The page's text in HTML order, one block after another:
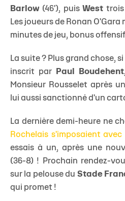
Barlow (46'), puisWest trois
Les joueurs de Ronan O'Gara
minutes de jeu, bonus
La suite ? Plus grand chose,
inscrit par
Paul Boudehent
Monsieur Rousselet après
lui aussi sanctionné d'un
La dernière demi-heure ne
Rochelais s'imposaient
essais à un, après une
(36-8) ! Prochain rendez-
sur la pelouse du Stade
qui promet !